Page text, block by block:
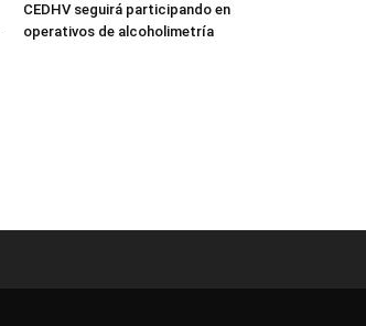
CEDHV seguirá participando en
operativos de alcoholimetría